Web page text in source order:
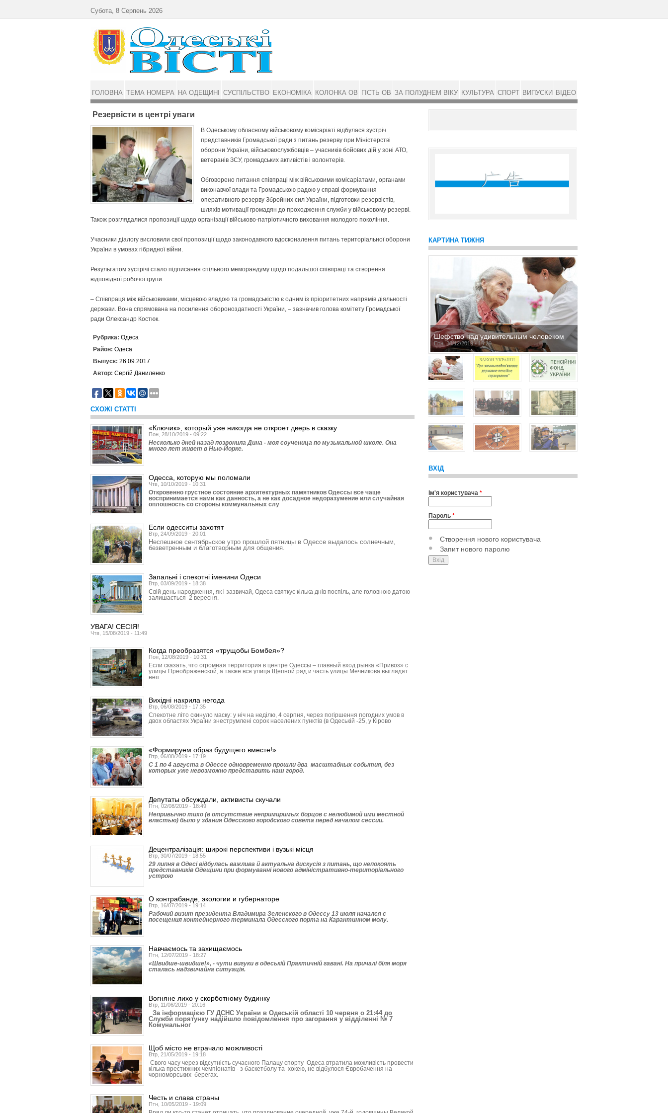
Резервісти в центрі уваги
В Одеському обласному військовому комісаріаті відбулася зустріч
представників Громадської ради з питань резерву при Міністерстві
оборони України, військовослужбовців – учасників бойових дій у зоні АТО,
ветеранів ЗСУ, громадських активістів і волонтерів.
Обговорено питання співпраці між військовими комісаріатами, органами
виконавчої влади та Громадською радою у справі формування
оперативного резерву Збройних сил України, підготовки резервістів,
шляхів мотивації громадян до проходження служби у військовому резерві.
Також розглядалися пропозиції щодо організації військово-патріотичного виховання молодого покоління.
Учасники діалогу висловили свої пропозиції щодо законодавчого вдосконалення питань територіальної оборони
України в умовах гібридної війни.
Результатом зустрічі стало підписання спільного меморандуму щодо подальшої співпраці та створення
відповідної робочої групи.
– Співпраця між військовиками, місцевою владою та громадськістю є одним із пріоритетних напрямів діяльності
держави. Вона спрямована на посилення обороноздатності України, – зазначив голова комітету Громадської
ради Олександр Костюк.
Рубрика: Одеса
Район: Одеса
Выпуск: 26.09.2017
Автор: Сергій Даниленко
СХОЖІ СТАТТІ
«Ключик», который уже никогда не откроет дверь в сказку
Пон, 28/10/2019 - 09:22
Несколько дней назад позвонила Дина - моя соученица по музыкальной школе. Она
много лет живет в Нью-Йорке.
Одесса, которую мы поломали
Чтв, 10/10/2019 - 10:31
Откровенно грустное состояние архитектурных памятников Одессы все чаще
воспринимается нами как данность, а не как досадное недоразумение или случайная
оплошность со стороны коммунальных слу
Если одесситы захотят
Втр, 24/09/2019 - 20:01
Неспешное сентябрьское утро прошлой пятницы в Одессе выдалось солнечным,
безветренным и благотворным для общения.
Запальні і спекотні іменини Одеси
Втр, 03/09/2019 - 18:38
Свій день народження, як і зазвичай, Одеса святкує кілька днів поспіль, але головною датою
залишається 2 вересня.
УВАГА! СЕСІЯ!
Чтв, 15/08/2019 - 11:49
Когда преобразятся «трущобы Бомбея»?
Пон, 12/08/2019 - 10:31
Если сказать, что огромная территория в центре Одессы – главный вход рынка «Привоз» с
улицы Преображенской, а также вся улица Щепной ряд и часть улицы Мечникова выглядят
неп
Вихідні накрила негода
Втр, 06/08/2019 - 17:35
Спекотне літо скинуло маску: у ніч на неділю, 4 серпня, через погіршення погодних умов в
двох областях України знеструмлені сорок населених пунктів (в Одеській -25, у Кірово
«Формируем образ будущего вместе!»
Втр, 06/08/2019 - 17:19
С 1 по 4 августа в Одессе одновременно прошли два масштабных события, без
которых уже невозможно представить наш город.
Депутаты обсуждали, активисты скучали
Птн, 02/08/2019 - 18:49
Непривычно тихо (в отсутствие непримиримых борцов с нелюбимой ими местной
властью) было у здания Одесского городского совета перед началом сессии.
Децентралізація: широкі перспективи і вузькі місця
Втр, 30/07/2019 - 18:55
29 липня в Одесі відбулась важлива й актуальна дискусія з питань, що непокоять
представників Одещини при формуванні нового адміністративно-територіального
устрою
О контрабанде, экологии и губернаторе
Втр, 16/07/2019 - 19:14
Рабочий визит президента Владимира Зе­ленского в Одессу 13 июля начался с
посещения контейнерного терминала Одесского порта на Карантинном молу.
Навчаємось та захищаємось
Птн, 12/07/2019 - 18:27
«Швидше-швидше!», - чути вигуки в одеській Практичній гавані. На причалі біля моря
сталась надзвичайна ситуація.
Вогняне лихо у скорботному будинку
Втр, 11/06/2019 - 20:16
За інформацією ГУ ДСНС України в Одеській області 10 червня о 21:44 до
Служби порятунку надійшло повідомлення про загорання у відділенні № 7
Комунальног
Щоб місто не втрачало можливості
Втр, 21/05/2019 - 19:18
Свого часу через відсутність сучасного Палацу спорту Одеса втратила можливість провести
кілька престижних чемпіонатів - з баскетболу та хокею, не відбулося Євробачення на
чорноморських берегах.
Честь и слава страны
Птн, 10/05/2019 - 19:09
КАРТИНА ТИЖНЯ
Шефство над удивительным человеком
Птн, 20/12/2019 - 16:29
ВХІД
Ім'я користувача *
Пароль *
Створення нового користувача
Запит нового паролю
Субота, 8 Серпень 2026
ГОЛОВНА ТЕМА НОМЕРА НА ОДЕЩИНІ СУСПІЛЬСТВО ЕКОНОМІКА КОЛОНКА ОВ ГІСТЬ ОВ ЗА ПОЛУДНЕМ ВІКУ КУЛЬТУРА СПОРТ ВИПУСКИ ВІДЕО